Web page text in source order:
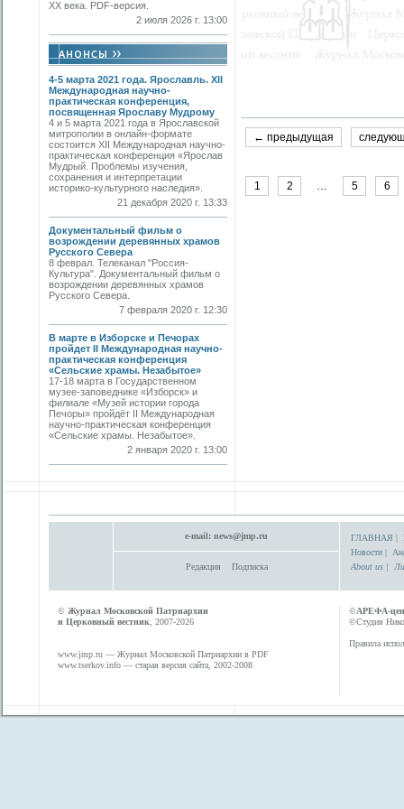
ХХ века. PDF-версия.
2 июля 2026 г. 13:00
4-5 марта 2021 года. Ярославль. XII
Международная научно-
практическая конференция,
посвященная Ярославу Мудрому
4 и 5 марта 2021 года в Ярославской
митрополии в онлайн-формате
состоится XII Международная научно-
практическая конференция «Ярослав
Мудрый. Проблемы изучения,
сохранения и интерпретации
историко-культурного наследия».
21 декабря 2020 г. 13:33
Документальный фильм о
возрождении деревянных храмов
Русского Севера
8 феврал. Телеканал "Россия-
Культура". Документальный фильм о
возрождении деревянных храмов
Русского Севера.
7 февраля 2020 г. 12:30
В марте в Изборске и Печорах
пройдет II Международная научно-
практическая конференция
«Сельские храмы. Незабытое»
17-18 марта в Государственном
музее-заповеднике «Изборск» и
филиале «Музей истории города
Печоры» пройдёт II Международная
научно-практическая конференция
«Сельские храмы. Незабытое».
2 января 2020 г. 13:00
← предыдущая
1 2 … 5 6
e-mail: news@jmp.ru
Редакция Подписка
ГЛАВНАЯ |
Новости |
About us |
© Журнал Московской Патриархии
и Церковный вестник , 2007-2026
www.jmp.ru — Журнал Московской Патриархии в PDF
www.tserkov.info — старая версия сайта, 2002-2008
©АРЕФА-
©Студия
Правила